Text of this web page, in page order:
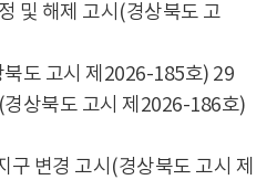
및 해제 고시(경상북도 고
도 고시 제2026-185호) 29
상북도 고시 제2026-186호)
변경 고시(경상북도 고시 제